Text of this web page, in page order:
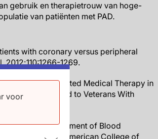
voor
gebruik en therapietrouw van hoge-
van patiënten met PAD.
with coronary versus peripheral
1269.
Guideline-Directed Medical Therapy in
Compared to Veterans With
on the Treatment of Blood
A Report of the American College of